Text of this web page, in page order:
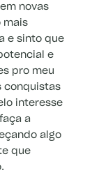
novas
mais
e sinto que
e
pro meu
conquistas
interesse
a
algo
que